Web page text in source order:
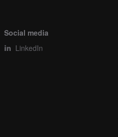
Social media
LinkedIn